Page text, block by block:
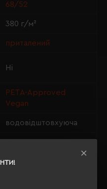
68/52
380 г/м²
приталений
Ні
PETA-Approved
Vegan
водовідштовхуюча